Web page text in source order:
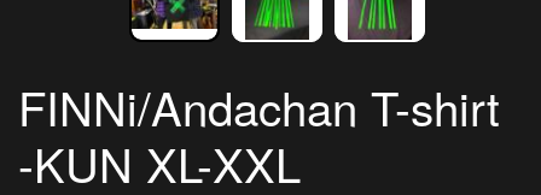
FINNi/Andachan T-shirt
-KUN XL-XXL